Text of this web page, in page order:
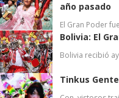
año pasado
El Gran Poder
Bolivia: El
Bolivia recibió
Tinkus